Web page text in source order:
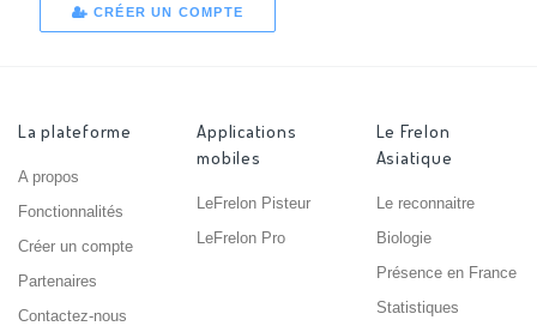
CRÉER UN COMPTE
La plateforme
A propos
Fonctionnalités
Créer un compte
Partenaires
Contactez-nous
Applications
mobiles
LeFrelon Pisteur
LeFrelon Pro
Le Frelon
Asiatique
Le reconnaitre
Biologie
Présence en France
Statistiques